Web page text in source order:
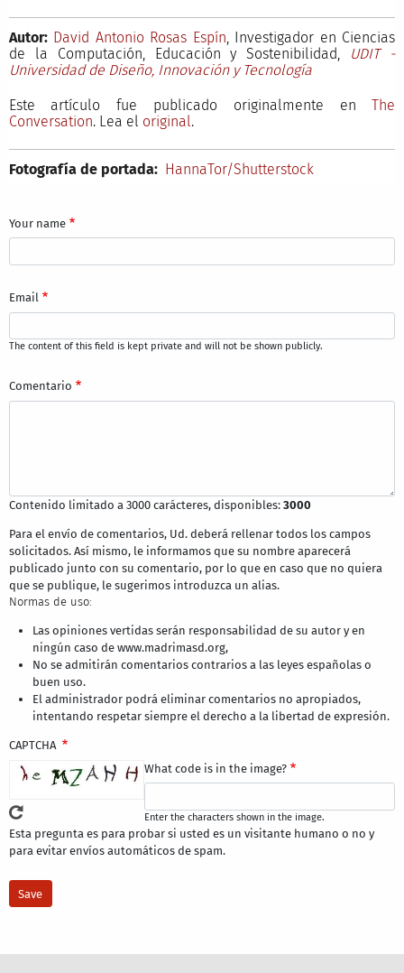
Autor: David Antonio Rosas Espín, Investigador en Ciencias
de la Computación, Educación y Sostenibilidad, UDIT -
Universidad de Diseño, Innovación y Tecnología
Este artículo fue publicado originalmente enThe
Conversation. Lea el original.
Fotografía de portada: HannaTor/Shutterstock
Your name
Email
The content of this field is kept private and will not be shown publicly.
Comentario
Contenido limitado a 3000 carácteres, disponibles: 3000
Para el envío de comentarios, Ud. deberá rellenar todos los campos
solicitados. Así mismo, le informamos que su nombre aparecerá
publicado junto con su comentario, por lo que en caso que no quiera
que se publique, le sugerimos introduzca un alias.
Normas de uso:
Las opiniones vertidas serán responsabilidad de su autor y en
ningún caso de www.madrimasd.org,
No se admitirán comentarios contrarios a las leyes españolas o
buen uso.
El administrador podrá eliminar comentarios no apropiados,
intentando respetar siempre el derecho a la libertad de expresión.
CAPTCHA
What code is in the image?
Enter the characters shown in the image.
Esta pregunta es para probar si usted es un visitante humano o no y
para evitar envíos automáticos de spam.